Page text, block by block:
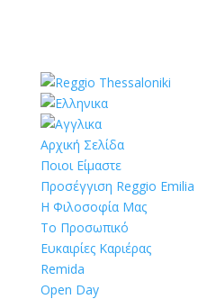
Αρχική Σελίδα
Ποιοι Είμαστε
Προσέγγιση Reggio Emilia
Η Φιλοσοφία Μας
Το Προσωπικό
Ευκαιρίες Καριέρας
Remida
Open Day